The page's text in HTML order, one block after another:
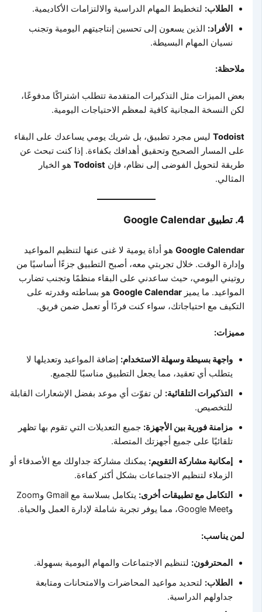
الطلاب:لتخطيط المهام الدراسية والالتزامات الأكاديمية.
الأفراد:الذين يسعون إلى تحسين إنتاجيتهم اليومية وتجنب
نسيان المهام البسيطة.
ملاحظة:
بعض الميزات مثل التذكيرات المتقدمة تتطلب اشتراكًا مدفوعًا،
لكن النسخة المجانية كافية لمعظم الاحتياجات اليومية.
Todoistليس مجرد تطبيق، بل شريك يومي يساعدك على البقاء
على المسار الصحيح وتحقيق أهدافك بكفاءة. إذا كنت تبحث عن
طريقة لتحويل الفوضى إلى نظام، فإنTodoistهو الخيار
المثالي.
4. تطبيق Google Calendar
Google Calendarهو أداة يومية لا غنى عنها لتنظيم المواعيد
وإدارة الوقت. خلال تجربتي معه، أصبح التطبيق جزءًا أساسيًا من
روتيني اليومي، حيث ساعدني على البقاء منظمًا وتجنب تضارب
المواعيد. ما يميز Google Calendarهو بساطته وقدرته على
التكيف مع احتياجاتك، سواء كنت فردًا أو تعمل ضمن فريق.
مميزات:
واجهة بسيطة وسهلة الاستخدام:إضافة المواعيد وتعديلها لا
يتطلب أي تعقيد، مما يجعل التطبيق مناسبًا للجميع.
التذكيرات التلقائية:لن تفوّت أي موعد بفضل الإشعارات القابلة
للتخصيص.
مزامنة فورية بين الأجهزة:جميع التعديلات التي تقوم بها تظهر
تلقائيًا على جميع أجهزتك المتصلة.
إمكانية مشاركة التقويم:يمكنك مشاركة جداولك مع الأصدقاء أو
الزملاء لتنظيم الاجتماعات بشكل أكثر كفاءة.
التكامل مع تطبيقات أخرى:
يتكامل بسلاسة مع Gmail وZoom
لمن يناسب:
المحترفون:لتنظيم الاجتماعات والمهام اليومية بسهولة.
الطلاب:لتحديد مواعيد المحاضرات والامتحانات ومتابعة
جداولهم الدراسية.